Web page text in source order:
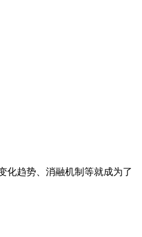
化趋势、消融机制等就成为了